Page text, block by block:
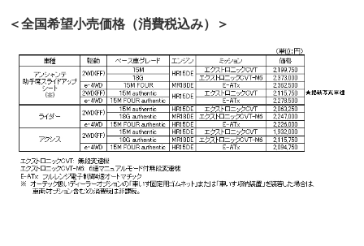
＜全国希望小売価格（消費税込み）＞